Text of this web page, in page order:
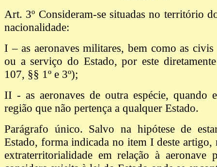
Art. 3º Consideram-se situadas no território
nacionalidade:
I – as aeronaves militares, bem como as
ou a serviço do Estado, por este
107, §§ 1º e 3º);
II - as aeronaves de outra espécie, quando
região que não pertença a qualquer Estado.
Parágrafo único. Salvo na hipótese de
Estado, forma indicada no item I deste artigo,
extraterritorialidade em relação à aeronave